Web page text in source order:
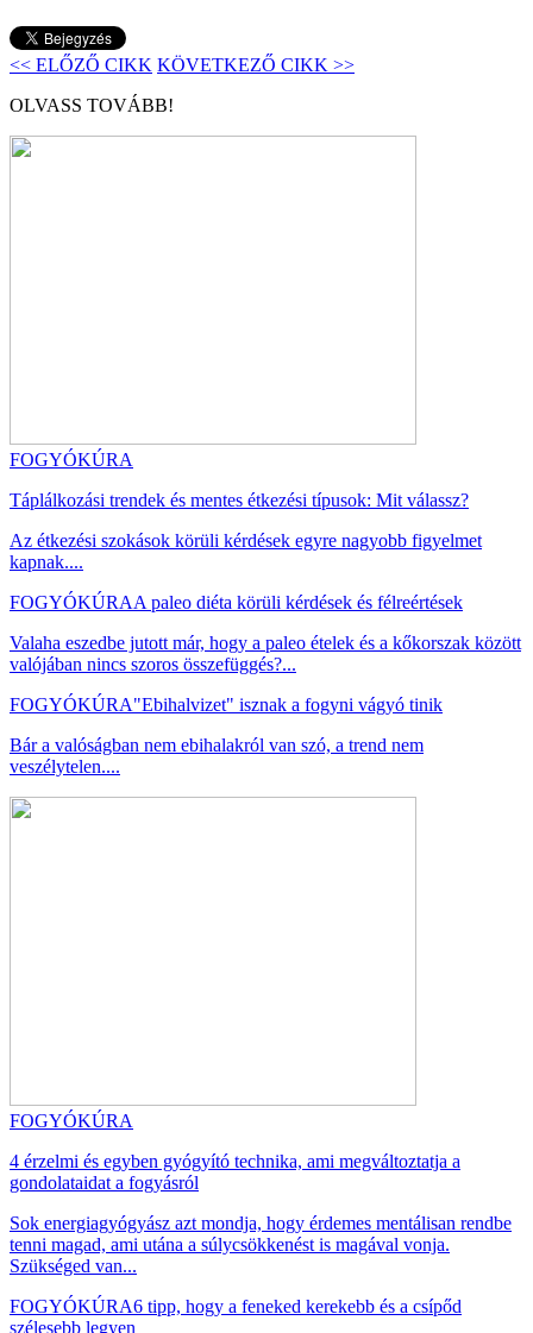
<< ELŐZŐ CIKK KÖVETKEZŐ CIKK >>
OLVASS TOVÁBB!
FOGYÓKÚRA
Táplálkozási trendek és mentes étkezési típusok: Mit válassz?
Az étkezési szokások körüli kérdések egyre nagyobb figyelmet
kapnak....
FOGYÓKÚRAA paleo diéta körüli kérdések és félreértések
Valaha eszedbe jutott már, hogy a paleo ételek és a kőkorszak között
valójában nincs szoros összefüggés?...
FOGYÓKÚRA"Ebihalvizet" isznak a fogyni vágyó tinik
Bár a valóságban nem ebihalakról van szó, a trend nem
veszélytelen....
FOGYÓKÚRA
4 érzelmi és egyben gyógyító technika, ami megváltoztatja a
gondolataidat a fogyásról
Sok energiagyógyász azt mondja, hogy érdemes mentálisan rendbe
tenni magad, ami utána a súlycsökkenést is magával vonja.
Szükséged van...
FOGYÓKÚRA6 tipp, hogy a feneked kerekebb és a csípőd
szélesebb legyen